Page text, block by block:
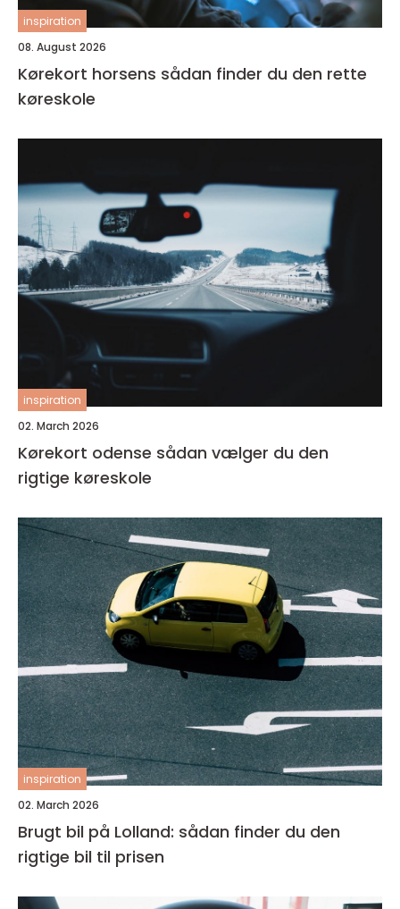
inspiration
08. August 2026
Kørekort horsens sådan finder du den rette
køreskole
inspiration
02. March 2026
Kørekort odense sådan vælger du den
rigtige køreskole
inspiration
02. March 2026
Brugt bil på Lolland: sådan finder du den
rigtige bil til prisen